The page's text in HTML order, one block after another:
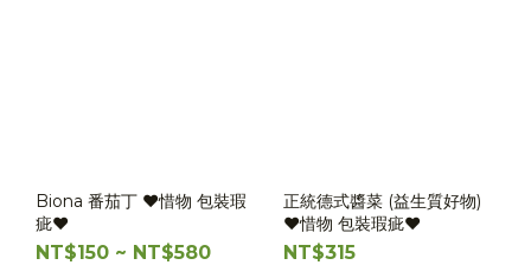
Biona 番茄丁 ❤️惜物 包裝瑕
疵❤️
NT$150 ~ NT$580
正統德式醬菜 (益生質好物)
❤️惜物 包裝瑕疵❤️
NT$315